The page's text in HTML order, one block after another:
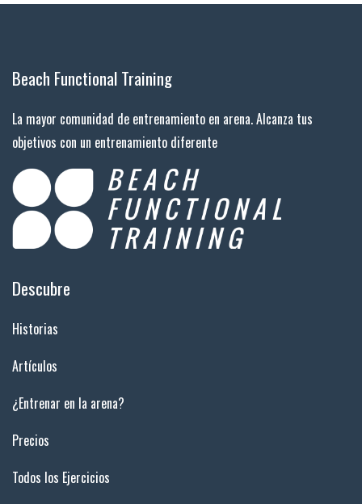
Beach Functional Training
La mayor comunidad de entrenamiento en arena. Alcanza tus
objetivos con un entrenamiento diferente
Descubre
Historias
Artículos
¿Entrenar en la arena?
Precios
Todos los Ejercicios